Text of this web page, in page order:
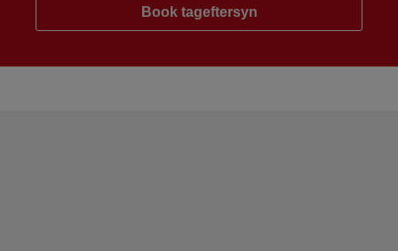
Book tageftersyn